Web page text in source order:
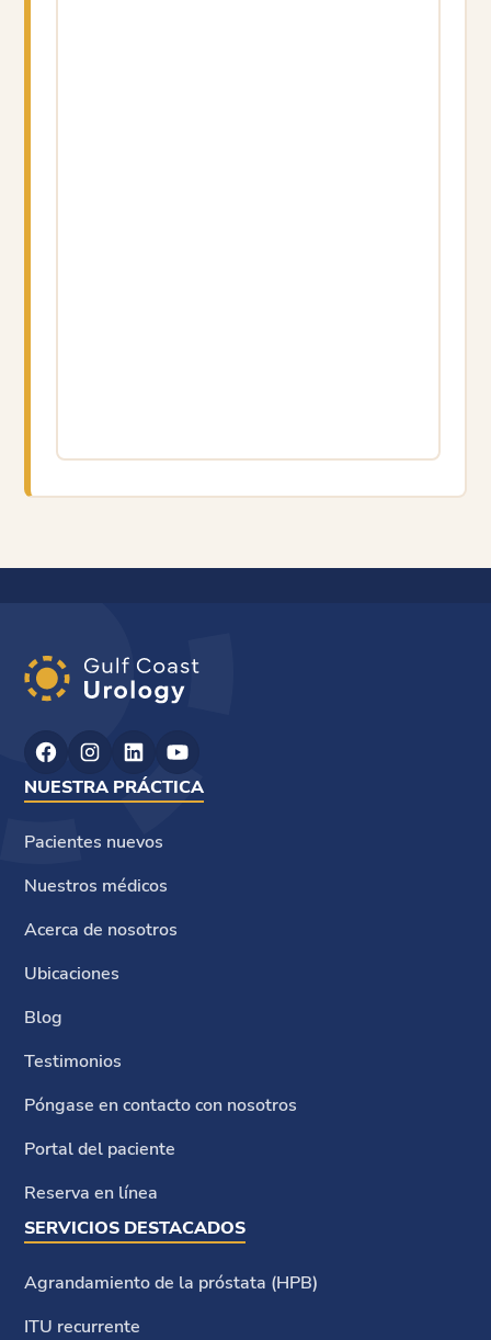
NUESTRA PRÁCTICA
Pacientes nuevos
Nuestros médicos
Acerca de nosotros
Ubicaciones
Blog
Testimonios
Póngase en contacto con nosotros
Portal del paciente
Reserva en línea
SERVICIOS DESTACADOS
Agrandamiento de la próstata (HPB)
ITU recurrente